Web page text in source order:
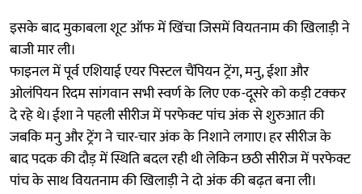
इसके बाद मुकाबला शूट ऑफ में खिंचा जिसमें वियतनाम की खिलाड़ी ने
बाजी मार ली।
फाइनल में पूर्व एशियाई एयर पिस्टल चैंपियन ट्रेंग, मनु, ईशा और
ओलंपियन रिदम सांगवान सभी स्वर्ण के लिए एक-दूसरे को कड़ी टक्कर
दे रहे थे। ईशा ने पहली सीरीज में परफेक्ट पांच अंक से शुरुआत की
जबकि मनु और ट्रेंग ने चार-चार अंक के निशाने लगाए। हर सीरीज के
बाद पदक की दौड़ में स्थिति बदल रही थी लेकिन छठी सीरीज में परफेक्ट
पांच के साथ वियतनाम की खिलाड़ी ने दो अंक की बढ़त बना ली।